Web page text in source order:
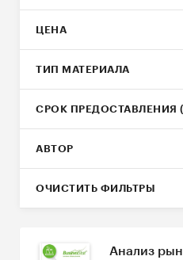
ЦЕНА
ТИП МАТЕРИАЛА
СРОК ПРЕДОСТАВЛЕНИЯ
АВТОР
ОЧИСТИТЬ ФИЛЬТРЫ
Анализ